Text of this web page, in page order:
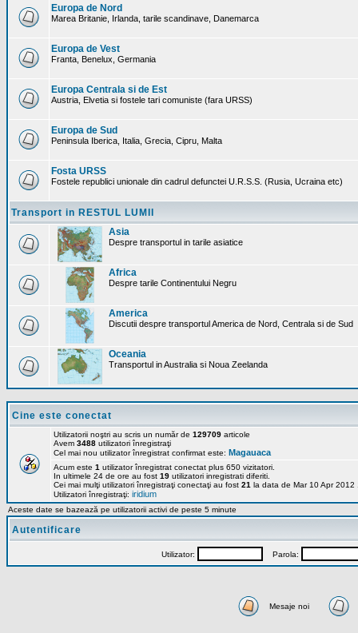
Europa de Nord
Marea Britanie, Irlanda, tarile scandinave, Danemarca
Europa de Vest
Franta, Benelux, Germania
Europa Centrala si de Est
Austria, Elvetia si fostele tari comuniste (fara URSS)
Europa de Sud
Peninsula Iberica, Italia, Grecia, Cipru, Malta
Fosta URSS
Fostele republici unionale din cadrul defunctei U.R.S.S. (Rusia, Ucraina etc)
Transport in RESTUL LUMII
Asia
Despre transportul in tarile asiatice
Africa
Despre tarile Continentului Negru
America
Discutii despre transportul America de Nord, Centrala si de Sud
Oceania
Transportul in Australia si Noua Zeelanda
Cine este conectat
Utilizatorii noştri au scris un număr de 129709 articole
Avem 3488 utilizatori înregistraţi
Cel mai nou utilizator înregistrat confirmat este: Magauaca
Acum este 1 utilizator înregistrat conectat plus 650 vizitatori.
In ultimele 24 de ore au fost 19 utilizatori inregistrati diferiti.
Cei mai mulţi utilizatori înregistraţi conectaţi au fost 21 la data de Mar 10 Apr 2012
Utilizatori înregistraţi: iridium
Aceste date se bazează pe utilizatorii activi de peste 5 minute
Autentificare
Utilizator: Parola:
Mesaje noi